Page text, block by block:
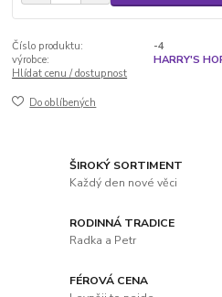
Číslo produktu:
-4
výrobce:
HARRY'S
Hlídat cenu / dostupnost
Do oblíbených
ŠIROKÝ SORTIMENT
Každý den nové věci
RODINNÁ TRADICE
Radka a Petr
FÉROVÁ CENA